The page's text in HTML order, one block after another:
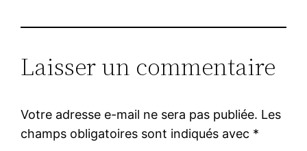
Laisser un commentaire
Votre adresse e-mail ne sera pas publiée. Les
champs obligatoires sont indiqués avec *